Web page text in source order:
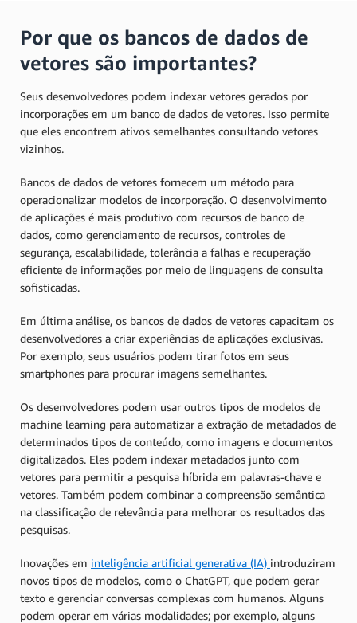
Por que os bancos de dados de
vetores são importantes?
Seus desenvolvedores podem indexar vetores gerados por
incorporações em um banco de dados de vetores. Isso permite
que eles encontrem ativos semelhantes consultando vetores
vizinhos.
Bancos de dados de vetores fornecem um método para
operacionalizar modelos de incorporação. O desenvolvimento
de aplicações é mais produtivo com recursos de banco de
dados, como gerenciamento de recursos, controles de
segurança, escalabilidade, tolerância a falhas e recuperação
eficiente de informações por meio de linguagens de consulta
sofisticadas.
Em última análise, os bancos de dados de vetores capacitam os
desenvolvedores a criar experiências de aplicações exclusivas.
Por exemplo, seus usuários podem tirar fotos em seus
smartphones para procurar imagens semelhantes.
Os desenvolvedores podem usar outros tipos de modelos de
machine learning para automatizar a extração de metadados de
determinados tipos de conteúdo, como imagens e documentos
digitalizados. Eles podem indexar metadados junto com
vetores para permitir a pesquisa híbrida em palavras-chave e
vetores. Também podem combinar a compreensão semântica
na classificação de relevância para melhorar os resultados das
pesquisas.
Inovações em inteligência artificial generativa (IA) introduziram
novos tipos de modelos, como o ChatGPT, que podem gerar
texto e gerenciar conversas complexas com humanos. Alguns
podem operar em várias modalidades; por exemplo, alguns